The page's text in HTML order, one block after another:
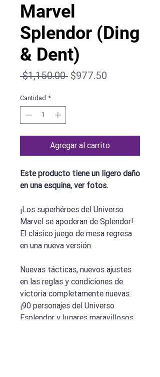
Marvel
Splendor (Ding
& Dent)
$1,150.00 Precio
$977.50
Cantidad *
Agregar al carrito
Este producto tiene un ligero daño
en una esquina, ver fotos.
¡Los superhéroes del Universo
Marvel se apoderan de Splendor!
El clásico juego de mesa regresa
en una nueva versión.
Nuevas tácticas, nuevos ajustes
en las reglas y condiciones de
victoria completamente nuevas.
¡90 personajes del Universo
Esplendor y lugares maravillosos